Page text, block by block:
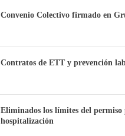
Convenio Colectivo firmado en
Contratos de ETT y prevención
Eliminados los límites del permiso
hospitalización